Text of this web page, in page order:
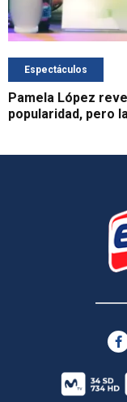
Espectáculos
Pamela López
popularidad, pero